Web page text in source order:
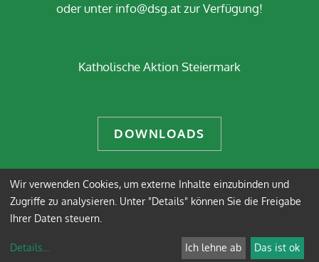
oder unter info@dsg.at zur Verfügung!
Katholische Aktion Steiermark
DOWNLOADS
Impressum Datenschutz
Wir verwenden Cookies, um externe Inhalte einzubinden und
Zugriffe zu analysieren. Unter "Details" können Sie die Freigabe
Ihrer Daten steuern.
Details... Ich lehne ab Das ist ok